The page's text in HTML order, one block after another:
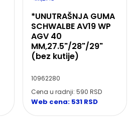
*UNUTRAŠNJA GUMA
SCHWALBE AV19 WP
AGV 40
MM,27.5"/28"/29"
(bez kutije)
10962280
Cena u radnji: 590 RSD
Web cena: 531 RSD